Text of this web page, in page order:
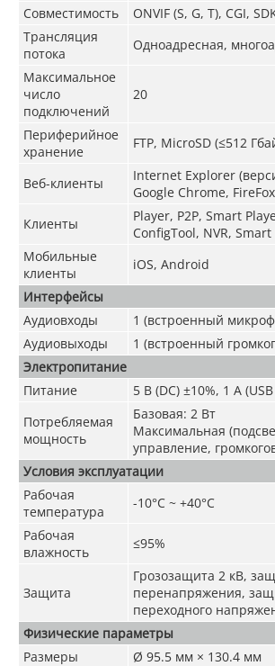
Совместимость
ONVIF (S, G, T), CGI,
Трансляция
потока
Одноадресная,
Максимальное
число
подключений
20
Периферийное
хранение
FTP, MicroSD (≤512
Веб-клиенты
Internet Explorer
Google Chrome,
Клиенты
Player, P2P, Smart
ConfigTool, NVR, Smart
Мобильные
клиенты
iOS, Android
Интерфейсы
Аудиовходы
1 (встроенный
Аудиовыходы
1 (встроенный
Электропитание
Питание
5 В (DC) ±10%, 1 А
Потребляемая
мощность
Базовая: 2 Вт
Максимальная
управление,
Условия эксплуатации
Рабочая
температура
-10°C ~ +40°C
Рабочая
влажность
≤95%
Защита
Грозозащита 2 кВ,
перенапряжения,
переходного
Физические параметры
Размеры
Ø 95.5 мм × 130.4 мм